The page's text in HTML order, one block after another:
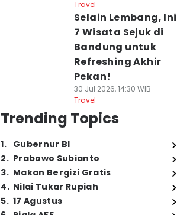
Travel
Selain Lembang, Ini
7 Wisata Sejuk di
Bandung untuk
Refreshing Akhir
Pekan!
30 Jul 2026, 14:30 WIB
Travel
Trending Topics
1. Gubernur BI
2. Prabowo Subianto
3. Makan Bergizi Gratis
4. Nilai Tukar Rupiah
5. 17 Agustus